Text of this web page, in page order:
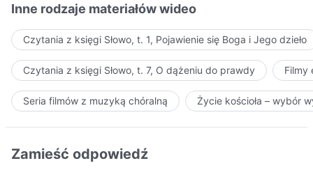
Inne rodzaje materiałów wideo
Czytania z księgi Słowo, t. 1, Pojawienie się Boga i Jego dzieło
Czytania z księgi Słowo, t. 7, O dążeniu do prawdy Filmy
Seria filmów z muzyką chóralną Życie kościoła – wybór
Zamieść odpowiedź